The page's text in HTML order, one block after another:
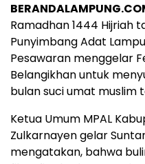
Ramadhan 1444 Hijriah
Punyimbang Adat
Pesawaran menggelar
Belangikhan untuk
bulan suci umat muslim
Ketua Umum MPAL
Zulkarnayen gelar
mengatakan, bahwa